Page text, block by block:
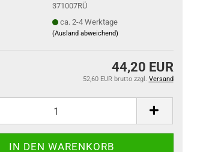
371007RÜ
ca. 2-4 Werktage
(Ausland abweichend)
44,20 EUR
52,60 EUR bruttozzgl. Versand